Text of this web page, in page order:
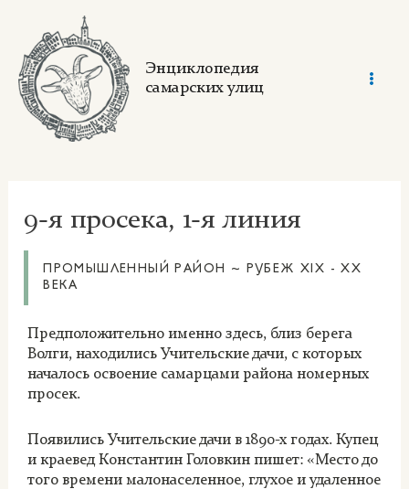
content
Энциклопедия
самарских улиц
9-я просека, 1-я линия
ПРОМЫШЛЕННЫЙ РАЙОН ~ РУБЕЖ XIX - XX
ВЕКА
Предположительно именно здесь, близ берега
Волги, находились Учительские дачи, с которых
началось освоение самарцами района номерных
просек.
Появились Учительские дачи в 1890-х годах. Купец
и краевед Константин Головкин пишет: «Место до
того времени малонаселенное, глухое и удаленное